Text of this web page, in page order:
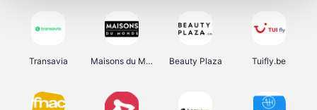
Transavia Maisons du Monde Beauty Plaza Tuifly.be